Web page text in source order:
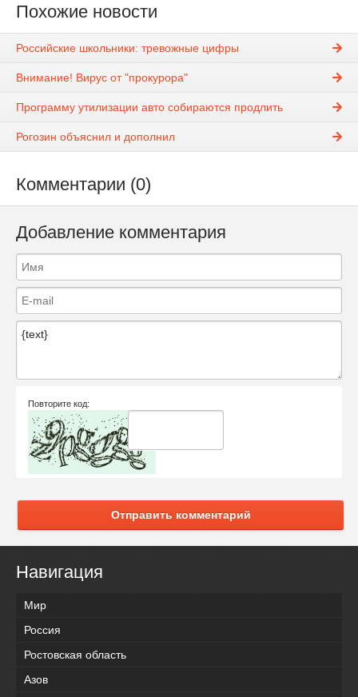
Похожие новости
Российские школьники: тревожные цифры
Внимание! Вирус от "прокурора"
Программу утилизации авто собираются продлить
Рогозин объяснил и дополнил
Комментарии (0)
Добавление комментария
Повторите код:
Отправить комментарий
Навигация
Мир
Россия
Ростовская область
Азов